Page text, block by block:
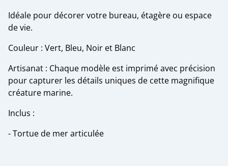
Idéale pour décorer votre bureau, étagère ou espace
de vie.
Couleur : Vert, Bleu, Noir et Blanc
Artisanat : Chaque modèle est imprimé avec précision
pour capturer les détails uniques de cette magnifique
créature marine.
Inclus :
- Tortue de mer articulée